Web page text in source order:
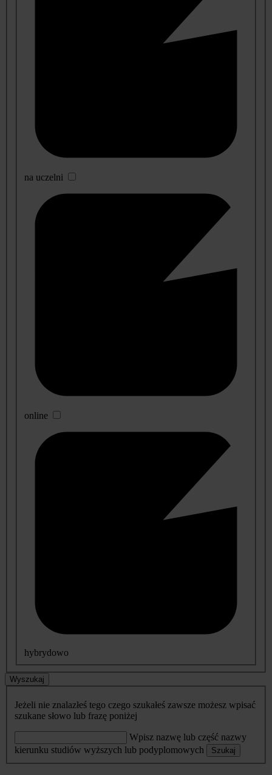
na uczelni
online
hybrydowo
Wyszukaj
Jeżeli nie znalazłeś tego czego szukałeś zawsze możesz wpisać
szukane słowo lub frazę poniżej
Wpisz nazwę lub część nazwy
kierunku studiów wyższych lub podyplomowych
Szukaj